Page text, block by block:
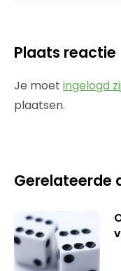
Plaats reactie
Je moet ingelogd
plaatsen.
Gerelateerde